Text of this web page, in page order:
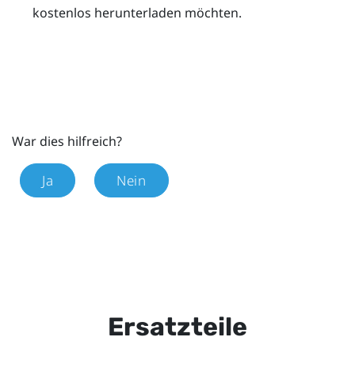
kostenlos herunterladen möchten.
War dies hilfreich?
Ja Nein
Ersatzteile